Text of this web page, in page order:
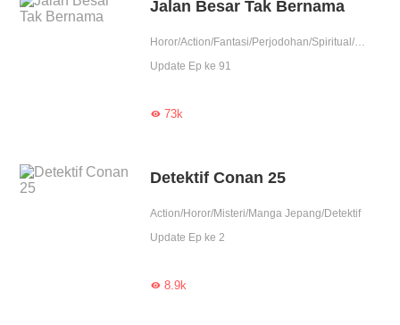
Jalan Besar Tak Bernama
Horor/Action/Fantasi/Perjodohan/Spiritual/Balas Dendam/Vampire/Kultivasi/Pembunuhan/Detektif/Mutan/Contributor
Update Ep ke 91
73k
Detektif Conan 25
Action/Horor/Misteri/Manga Jepang/Detektif
Update Ep ke 2
8.9k